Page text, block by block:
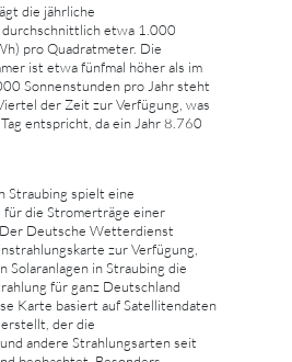
die jährliche
etwa 1.000
pro Quadratmeter. Die
ist etwa fünfmal höher als im
Sonnenstunden pro Jahr steht
der Zeit zur Verfügung, was
entspricht, da ein Jahr 8.760
Straubing spielt eine
für die Stromerträge einer
Deutsche Wetterdienst
zur Verfügung,
Solaranlagen in Straubing die
für ganz Deutschland
Karte basiert auf Satellitendaten
der die
andere Strahlungsarten seit